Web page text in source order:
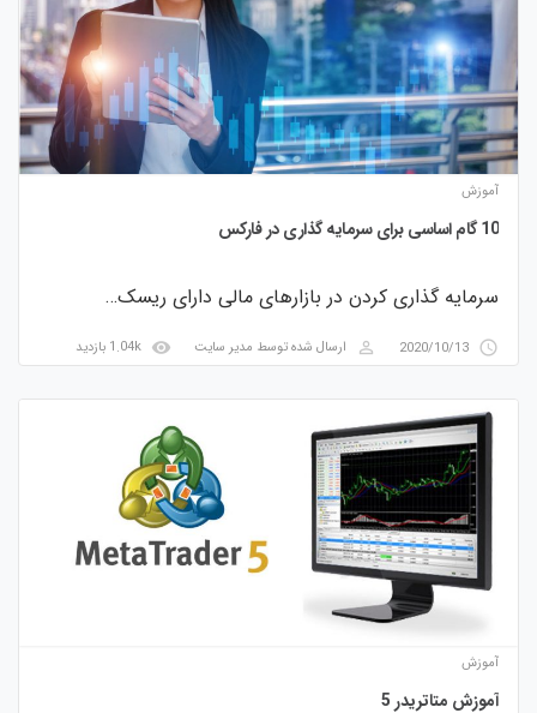
آموزش
10 گام اساسی برای سرمایه گذاری در فارکس
سرمایه گذاری کردن در بازارهای مالی دارای ریسک…
access_time
2020/10/13
perm_identity ارسال شده توسط مدیر سایت visibility
آموزش
آموزش متاتریدر 5